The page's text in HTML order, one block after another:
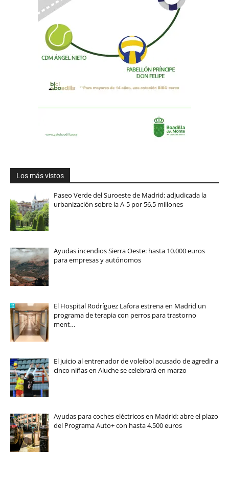
Los más vistos
Paseo Verde del Suroeste de Madrid: adjudicada la
urbanización sobre la A-5 por 56,5 millones
Ayudas incendios Sierra Oeste: hasta 10.000 euros
para empresas y autónomos
El Hospital Rodríguez Lafora estrena en Madrid un
programa de terapia con perros para trastorno
ment…
El juicio al entrenador de voleibol acusado de agredir a
cinco niñas en Aluche se celebrará en marzo
Ayudas para coches eléctricos en Madrid: abre el plazo
del Programa Auto+ con hasta 4.500 euros